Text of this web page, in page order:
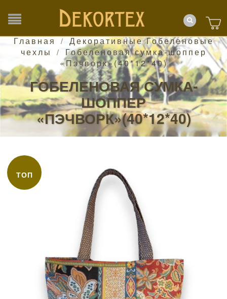
Главная /
Декоративные Гобеленовые
чехлы
/
Гобеленовая сумка-шоппер
«Пэчворк»(40*12*40)
ГОБЕЛЕНОВАЯ СУМКА-
ШОППЕР
«ПЭЧВОРК»(40*12*40)
ТОП